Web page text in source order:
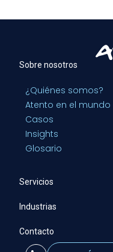
Sobre nosotros
¿Quiénes somos?
Atento en el mundo
Casos
Insights
Glosario
Servicios
Industrias
Contacto